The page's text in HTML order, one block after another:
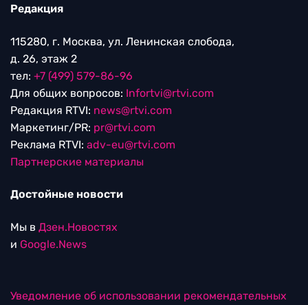
Редакция
115280, г. Москва, ул. Ленинская слобода,
д. 26, этаж 2
тел: +7 (499) 579-86-96
Для общих вопросов: Infortvi@rtvi.com
Редакция RTVI: news@rtvi.com
Маркетинг/PR: pr@rtvi.com
Реклама RTVI: adv-eu@rtvi.com
Партнерские материалы
Достойные новости
Мы в Дзен.Новостях
и Google.News
Уведомление об использовании рекомендательных